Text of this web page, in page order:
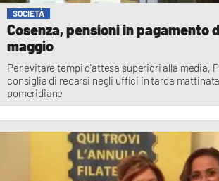
SOCIETÀ
Cosenza, pensioni in pagamento
maggio
Per evitare tempi d'attesa superiori alla media,
consiglia di recarsi negli uffici in tarda
pomeridiane